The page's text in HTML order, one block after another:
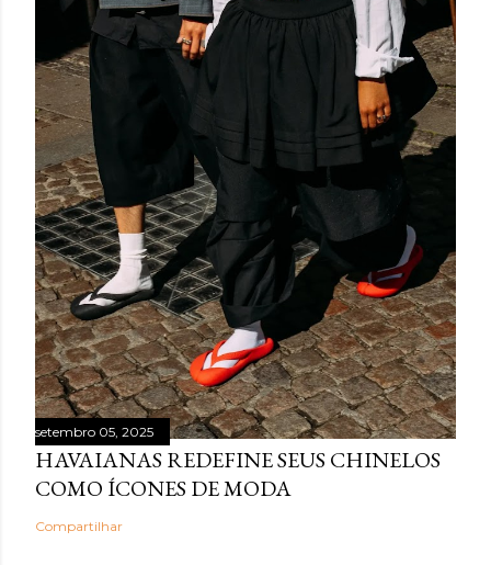
setembro 05, 2025
HAVAIANAS REDEFINE SEUS CHINELOS
COMO ÍCONES DE MODA
Compartilhar